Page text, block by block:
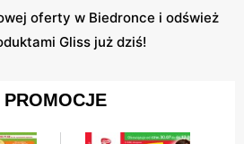
oferty w Biedronce i odśwież
Gliss już dziś!